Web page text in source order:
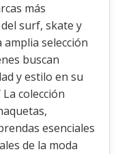
más
surf, skate y
selección
buscan
y estilo en su
colección
esenciales
de la moda